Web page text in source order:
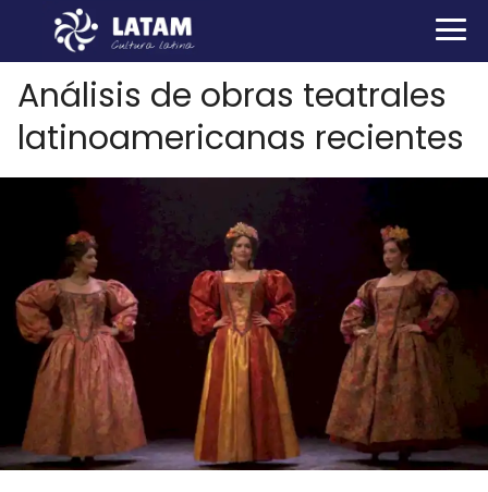
Análisis de obras teatrales
latinoamericanas recientes